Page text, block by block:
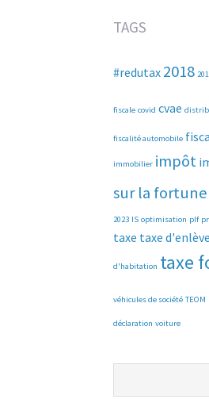
TAGS
#redutax 2018
fiscale covid cvae
fiscalité automobile
immobilier impôt
sur la
2023 IS optimisation plf
taxe taxe
d'habitation taxe
véhicules de société TEOM
déclaration voiture